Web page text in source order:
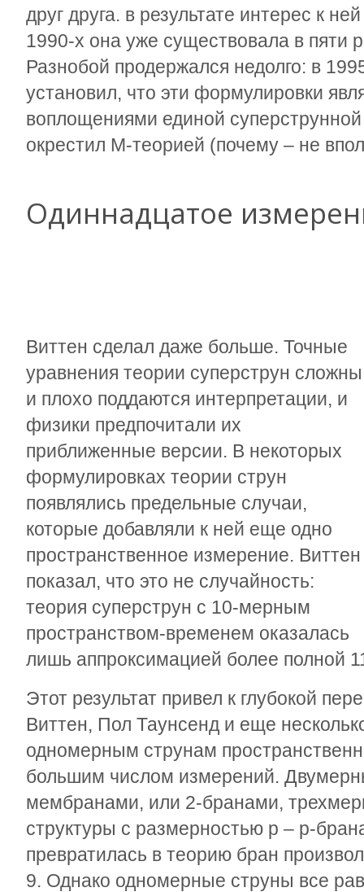
друг друга. в результате интерес к
1990-х она уже существовала в пяти
Разнобой продержался недолго: в
установил, что эти формулировки
воплощениями единой
окрестил М-теорией (почему – не
Одиннадцатое
Виттен сделал даже больше. Точные
уравнения теории суперструн сложны
и плохо поддаются интерпретации, и
физики предпочитали их
приближенные версии. В некоторых
формулировках теории струн
появлялись предельные случаи,
которые добавляли к ней еще одно
пространственное измерение. Виттен
показал, что это не случайность:
теория суперструн с 10-мерным
пространством-временем оказалась
лишь аппроксимацией более полной
Этот результат привел к глубокой
Виттен, Пол Таунсенд и еще
одномерным струнам
большим числом измерений.
мембранами, или 2-бранами,
структуры с размерностью p – p-
превратилась в теорию бран
9. Однако одномерные струны все